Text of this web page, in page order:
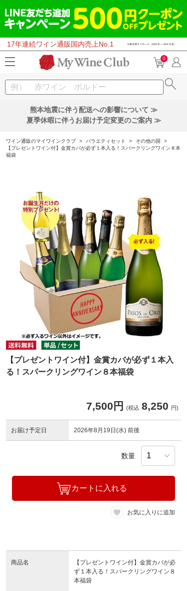
17年連続ワイン通販国内売上No.1
0
熊本地震に伴う配送への影響について ≫
夏季休暇に伴うお届け予定変更のご案内 ≫
ワイン通販のマイワインクラブ > バラエティセット > その他の国
>
【プレゼントワイン付】金賞カバが必ず１本入る！スパークリングワイン８本
福袋
【プレゼントワイン付】金賞カバが必ず１本入
る！スパークリングワイン８本福袋
7,500円 (税込 8,250 円)
お届け予定日 2026年8月19日(水) 前後
数量
カートに入れる
お気に入りに追加
商品名
【プレゼントワイン付】金賞カバが必
ず１本入る！スパークリングワイン８
本福袋